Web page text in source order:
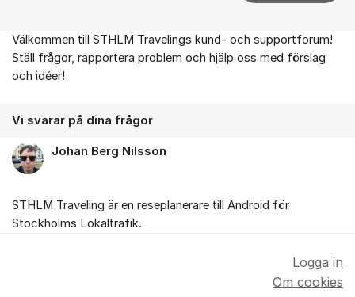
Om forumet
Välkommen till STHLM Travelings kund- och supportforum!
Ställ frågor, rapportera problem och hjälp oss med förslag
och idéer!
Vi svarar på dina frågor
Johan Berg Nilsson
STHLM Traveling är en reseplanerare till Android för
Stockholms Lokaltrafik.
Logga in
Om cookies